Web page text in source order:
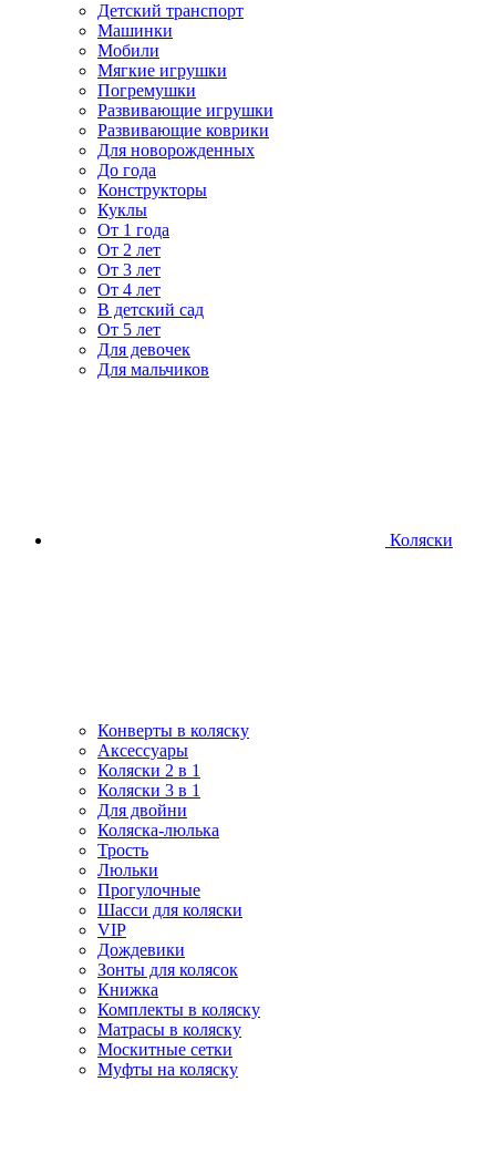
Детский транспорт
Машинки
Мобили
Мягкие игрушки
Погремушки
Развивающие игрушки
Развивающие коврики
Для новорожденных
До года
Конструкторы
Куклы
От 1 года
От 2 лет
От 3 лет
От 4 лет
В детский сад
От 5 лет
Для девочек
Для мальчиков
Коляски
Конверты в коляску
Аксессуары
Коляски 2 в 1
Коляски 3 в 1
Для двойни
Коляска-люлька
Трость
Люльки
Прогулочные
Шасси для коляски
VIP
Дождевики
Зонты для колясок
Книжка
Комплекты в коляску
Матрасы в коляску
Москитные сетки
Муфты на коляску